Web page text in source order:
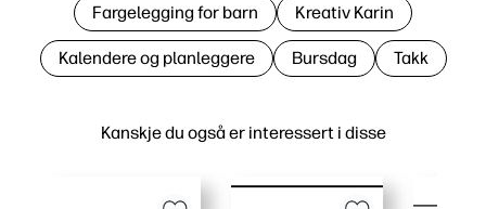
Kanskje du også er interessert i disse
Fargelegging for barn Kreativ Karin
Kalendere og planleggere Bursdag Takk